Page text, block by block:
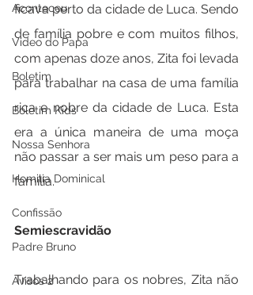
Aconteceu
Video do Papa
Boletim
Boletim Kids
Nossa Senhora
Homilia Dominical
Confissão
Padre Bruno
Avisos 2
ficava perto da cidade de Luca. Sendo
de família pobre e com muitos filhos,
com apenas doze anos, Zita foi levada
para trabalhar na casa de uma família
rica e nobre da cidade de Luca. Esta
era a única maneira de uma moça
não passar a ser mais um peso para a
família.
Semiescravidão
Trabalhando para os nobres, Zita não